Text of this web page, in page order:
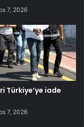
7, 2026
Türkiye’ye iade
7, 2026